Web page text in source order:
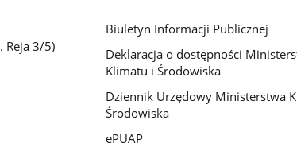
Reja 3/5)
Biuletyn Informacji Publicznej
Deklaracja o dostępności
Klimatu i Środowiska
Dziennik Urzędowy Ministerstwa
Środowiska
ePUAP